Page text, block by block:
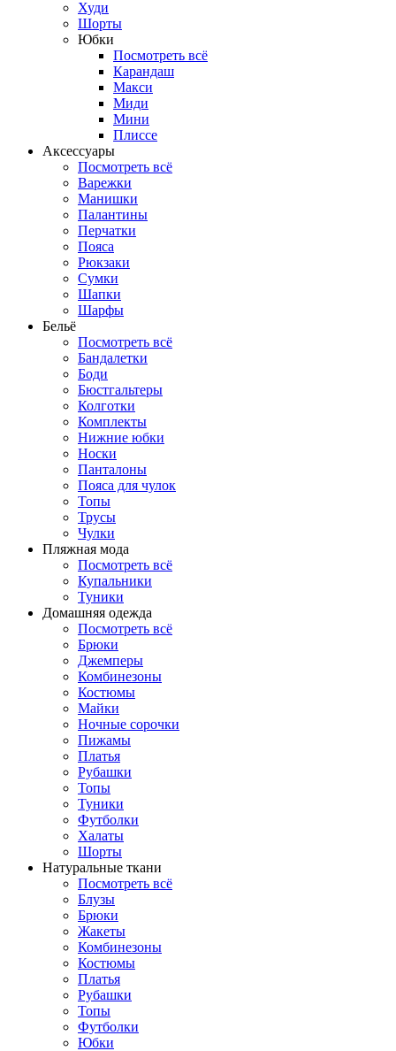
Худи
Шорты
Юбки
Посмотреть всё
Карандаш
Макси
Миди
Мини
Плиссе
Аксессуары
Посмотреть всё
Варежки
Манишки
Палантины
Перчатки
Пояса
Рюкзаки
Сумки
Шапки
Шарфы
Бельё
Посмотреть всё
Бандалетки
Боди
Бюстгальтеры
Колготки
Комплекты
Нижние юбки
Носки
Панталоны
Поясa для чулок
Топы
Трусы
Чулки
Пляжная мода
Посмотреть всё
Купальники
Туники
Домашняя одежда
Посмотреть всё
Брюки
Джемперы
Комбинезоны
Костюмы
Майки
Ночные сорочки
Пижамы
Платья
Рубашки
Топы
Туники
Футболки
Халаты
Шорты
Натуральные ткани
Посмотреть всё
Блузы
Брюки
Жакеты
Комбинезоны
Костюмы
Платья
Рубашки
Топы
Футболки
Юбки